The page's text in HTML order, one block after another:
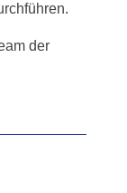
der